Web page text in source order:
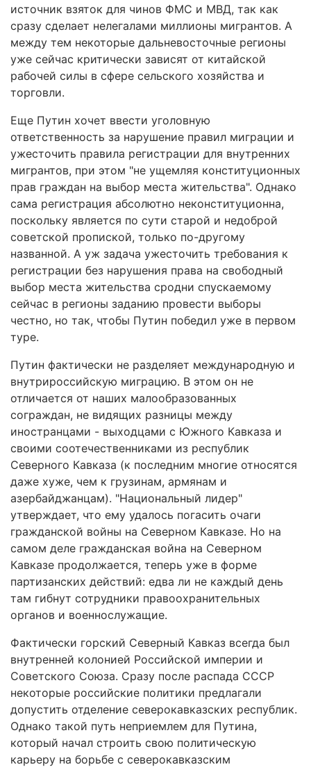
источник взяток для чинов ФМС и МВД, так как
сразу сделает нелегалами миллионы мигрантов. А
между тем некоторые дальневосточные регионы
уже сейчас критически зависят от китайской
рабочей силы в сфере сельского хозяйства и
торговли.
Еще Путин хочет ввести уголовную
ответственность за нарушение правил миграции и
ужесточить правила регистрации для внутренних
мигрантов, при этом "не ущемляя конституционных
прав граждан на выбор места жительства". Однако
сама регистрация абсолютно неконституционна,
поскольку является по сути старой и недоброй
советской пропиской, только по-другому
названной. А уж задача ужесточить требования к
регистрации без нарушения права на свободный
выбор места жительства сродни спускаемому
сейчас в регионы заданию провести выборы
честно, но так, чтобы Путин победил уже в первом
туре.
Путин фактически не разделяет международную и
внутрироссийскую миграцию. В этом он не
отличается от наших малообразованных
сограждан, не видящих разницы между
иностранцами - выходцами с Южного Кавказа и
своими соотечественниками из республик
Северного Кавказа (к последним многие относятся
даже хуже, чем к грузинам, армянам и
азербайджанцам). "Национальный лидер"
утверждает, что ему удалось погасить очаги
гражданской войны на Северном Кавказе. Но на
самом деле гражданская война на Северном
Кавказе продолжается, теперь уже в форме
партизанских действий: едва ли не каждый день
там гибнут сотрудники правоохранительных
органов и военнослужащие.
Фактически горский Северный Кавказ всегда был
внутренней колонией Российской империи и
Советского Союза. Сразу после распада СССР
некоторые российские политики предлагали
допустить отделение северокавказских республик.
Однако такой путь неприемлем для Путина,
который начал строить свою политическую
карьеру на борьбе с северокавказским